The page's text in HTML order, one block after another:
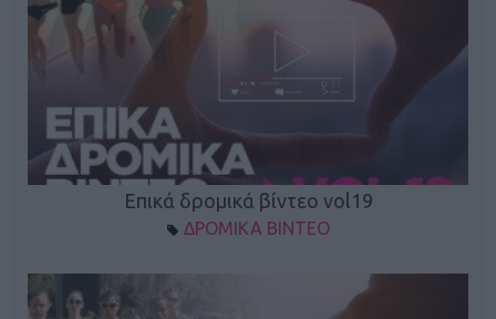
Επικά δρομικά βίντεο vol19
ΔΡΟΜΙΚΑ ΒΙΝΤΕΟ